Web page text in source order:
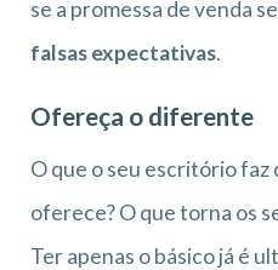
se a promessa de venda
falsas expectativas.
Ofereça o diferente
O que o seu escritório
oferece? O que torna os
Ter apenas o básico já é